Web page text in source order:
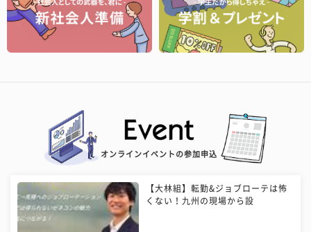
オンラインイベントの参加申込
【大林組】転勤&ジョブローテは怖
くない！九州の現場から設